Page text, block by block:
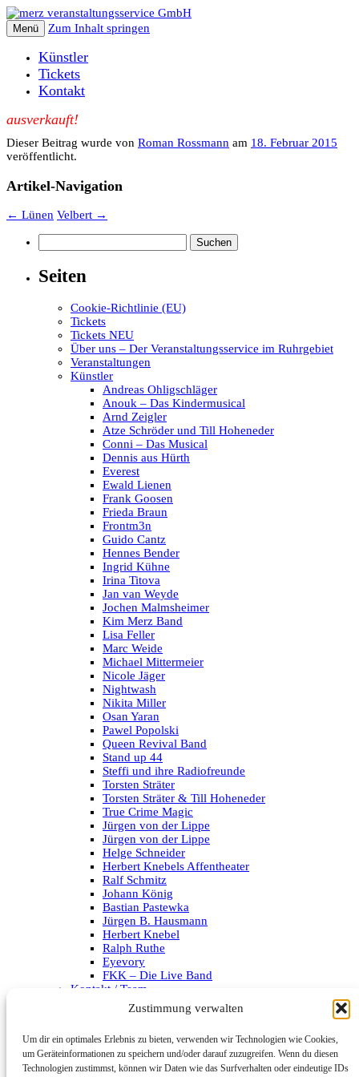
Zustimmung verwalten
Um dir ein optimales Erlebnis zu bieten, verwenden wir Technologien wie Cookies,
um Geräteinformationen zu speichern und/oder darauf zuzugreifen. Wenn du diesen
Technologien zustimmst, können wir Daten wie das Surfverhalten oder eindeutige IDs
Menü Zum Inhalt springen
Künstler
Tickets
Kontakt
ausverkauft!
Dieser Beitrag wurde von Roman Rossmann am 18. Februar 2015
veröffentlicht.
Artikel-Navigation
← Lünen Velbert →
nach:
Seiten
Cookie-Richtlinie (EU)
Tickets
Tickets NEU
Über uns – Der Veranstaltungsservice im Ruhrgebiet
Veranstaltungen
Künstler
Andreas Ohligschläger
Anouk – Das Kindermusical
Arnd Zeigler
Atze Schröder und Till Hoheneder
Conni – Das Musical
Dennis aus Hürth
Everest
Ewald Lienen
Frank Goosen
Frieda Braun
Frontm3n
Guido Cantz
Hennes Bender
Ingrid Kühne
Irina Titova
Jan van Weyde
Jochen Malmsheimer
Kim Merz Band
Lisa Feller
Marc Weide
Michael Mittermeier
Nicole Jäger
Nightwash
Nikita Miller
Osan Yaran
Pawel Popolski
Queen Revival Band
Stand up 44
Steffi und ihre Radiofreunde
Torsten Sträter
Torsten Sträter & Till Hoheneder
True Crime Magic
Jürgen von der Lippe
Jürgen von der Lippe
Helge Schneider
Herbert Knebels Affentheater
Ralf Schmitz
Johann König
Bastian Pastewka
Jürgen B. Hausmann
Herbert Knebel
Ralph Ruthe
Eyevory
FKK – Die Live Band
Kontakt / Team
Datenschutzerklärung
Archiv